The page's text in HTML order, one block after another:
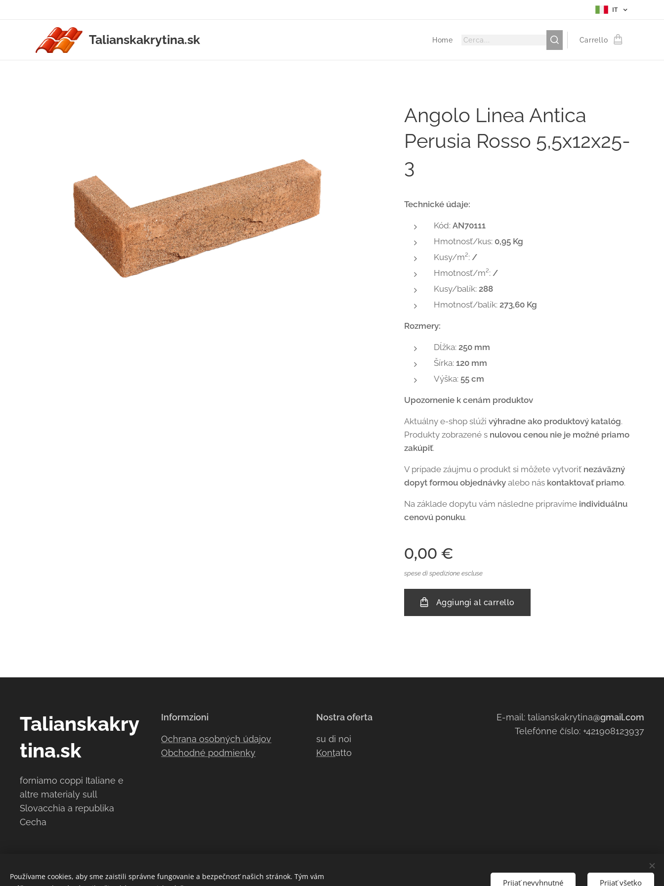
IT
Talianskakrytina.sk Home Carrello
Angolo Linea Antica
Perusia Rosso 5,5x12x25-
3
Technické údaje:
Kód:AN70111
Hmotnosť/kus: 0,95 Kg
Kusy/m²:/
Hmotnosť/m²:/
Kusy/balík:288
Hmotnosť/balík:273,60 Kg
Rozmery:
Dĺžka:250 mm
Šírka:120 mm
Výška: 55 cm
Upozornenie k cenám produktov
Aktuálny e-shop slúživýhradne ako produktový katalóg.
Produkty zobrazené s nulovou cenou nie je možné priamo
zakúpiť.
V prípade záujmu o produkt si môžete vytvoriť nezáväzný
dopyt formou objednávky alebo nás kontaktovať priamo.
Na základe dopytu vám následne pripravíme individuálnu
cenovú ponuku.
0,00 €
spese di spedizione escluse
Aggiungi al carrello
Talianskakry
tina.sk
forniamo coppi Italiane e
altre materialy sull
Slovacchia a republika
Cecha
Informzioni
Ochrana osobných údajov
Obchodné podmienky
Nostra oferta
su di noi
Kontatto
E-mail: talianskakrytina@gmail.com
Telefónne číslo: +421908123937
Používame cookies, aby sme zaistili správne fungovanie a bezpečnosť našich stránok. Tým vám
Prijať nevyhnutné Prijať všetko